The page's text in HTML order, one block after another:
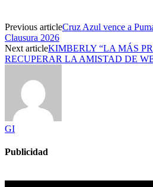
Previous articleCruz Azul vence a
Clausura 2026
Next articleKIMBERLY “LA MÁS
RECUPERAR LA AMISTAD DE
GI
Publicidad